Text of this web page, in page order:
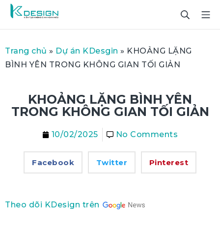
Trang chủ » Dự án KDesgin » KHOẢNG LẶNG
BÌNH YÊN TRONG KHÔNG GIAN TỐI GIẢN
KHOẢNG LẶNG BÌNH YÊN
TRONG KHÔNG GIAN TỐI GIẢN
10/02/2025 No Comments
Facebook Twitter Pinterest
Theo dõi KDesign trên